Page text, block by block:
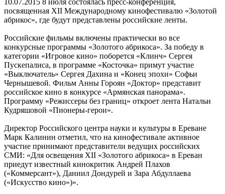
посвященная XII Международному кинофестивалю «Золотой
абрикос», где будут представлены российские ленты.
Российские фильмы включены практически во все
конкурсные программы «Золотого абрикоса». За победу в
категории «Игровое кино» поборется «Клинч» Сергея
Пускепалиса, в программе «Косточка» примут участие
«Выключатель» Сергея Дахина и «Конец эпохи» Софьи
Чернышевой. Фильм Анны Гороян «Доктор» представит
российское кино в конкурсе «Армянская панорама».
Программу «Режиссеры без границ» откроет лента Натальи
Кудряшовой «Пионеры-­герои».
Директор Российского центра науки и культуры в Ереване
Марк Калинин отметил, что на кинофестивале активное
участие принимают представители ведущих российских
СМИ: «Для освещения XII «Золотого абрикоса» в Ереван
приедут известный кинокритик Андрей Плахов
(«Коммерсант»), Даниил Дондурей и Зара Абдуллаева
(«Искусство кино»)».